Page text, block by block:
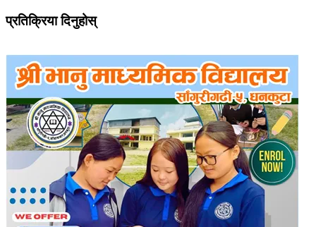
प्रतिक्रिया दिनुहोस्